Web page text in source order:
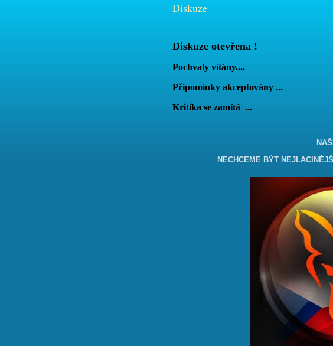
Diskuze
Diskuze otevřena !
Pochvaly vítány....
Připomínky akceptovány ...
Kritika se zamítá ...
NECHCEME BÝT